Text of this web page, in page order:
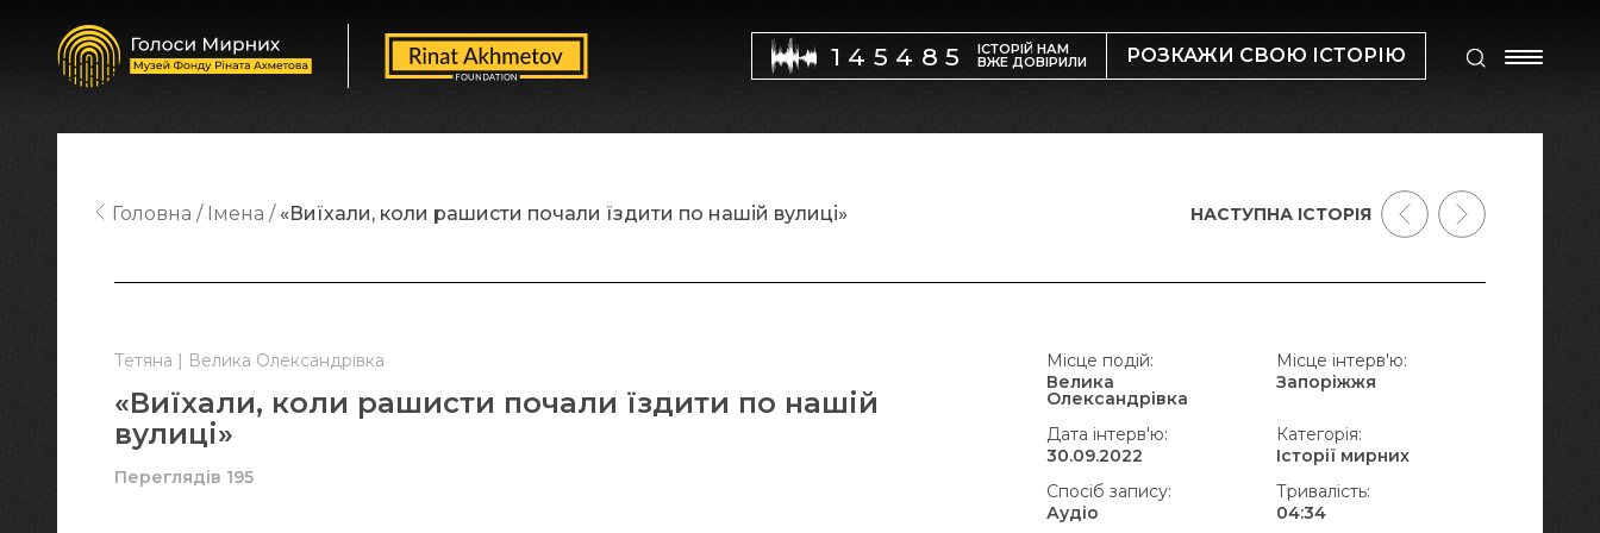
145485 ІСТОРІЙ НАМ
ВЖЕ ДОВІРИЛИ РОЗКАЖИ СВОЮ ІСТОРІЮ
Тетяна | Велика Олександрівка
«Виїхали, коли рашисти почали їздити по нашій
вулиці»
Переглядів 195
Головна Імена «Виїхали, коли рашисти почали їздити по нашій вулиці»
Місце подій:
Велика
Олександрівка
Місце інтерв'ю:
Запоріжжя
Дата інтерв'ю:
30.09.2022
Категорія:
Історії мирних
Спосіб запису:
Аудіо
Тривалість:
04:34
НАСТУПНА ІСТОРІЯ